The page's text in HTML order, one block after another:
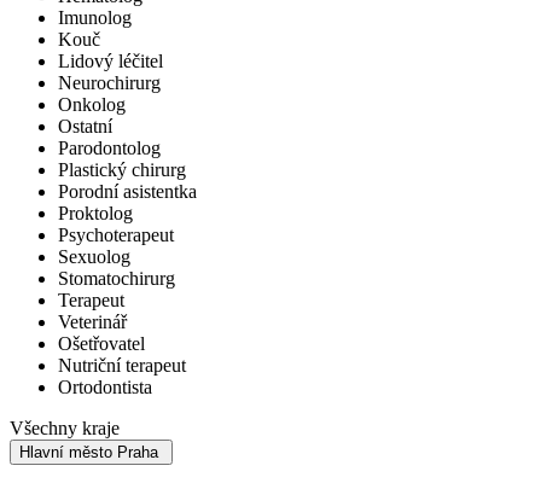
Imunolog
Kouč
Lidový léčitel
Neurochirurg
Onkolog
Ostatní
Parodontolog
Plastický chirurg
Porodní asistentka
Proktolog
Psychoterapeut
Sexuolog
Stomatochirurg
Terapeut
Veterinář
Ošetřovatel
Nutriční terapeut
Ortodontista
Všechny kraje
Hlavní město Praha